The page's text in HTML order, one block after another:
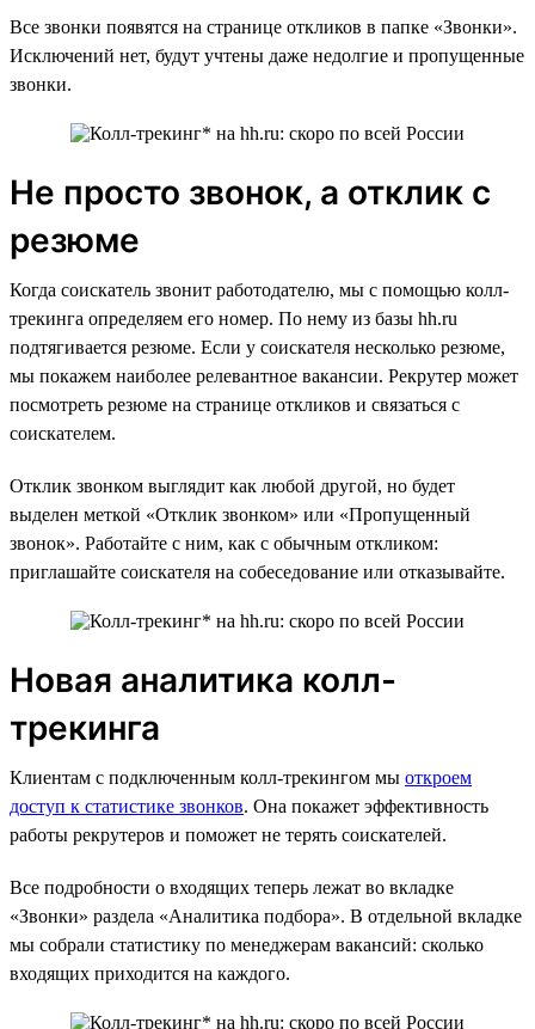
Все звонки появятся на странице откликов в папке «Звонки».
Исключений нет, будут учтены даже недолгие и пропущенные
звонки.
Не просто звонок, а отклик с
резюме
Когда соискатель звонит работодателю, мы с помощью колл-
трекинга определяем его номер. По нему из базы hh.ru
подтягивается резюме. Если у соискателя несколько резюме,
мы покажем наиболее релевантное вакансии. Рекрутер может
посмотреть резюме на странице откликов и связаться с
соискателем.
Отклик звонком выглядит как любой другой, но будет
выделен меткой «Отклик звонком» или «Пропущенный
звонок». Работайте с ним, как с обычным откликом:
приглашайте соискателя на собеседование или отказывайте.
Новая аналитика колл-
трекинга
Клиентам с подключенным колл-трекингом мы откроем
доступ к статистике звонков. Она покажет эффективность
работы рекрутеров и поможет не терять соискателей.
Все подробности о входящих теперь лежат во вкладке
«Звонки» раздела «Аналитика подбора». В отдельной вкладке
мы собрали статистику по менеджерам вакансий: сколько
входящих приходится на каждого.